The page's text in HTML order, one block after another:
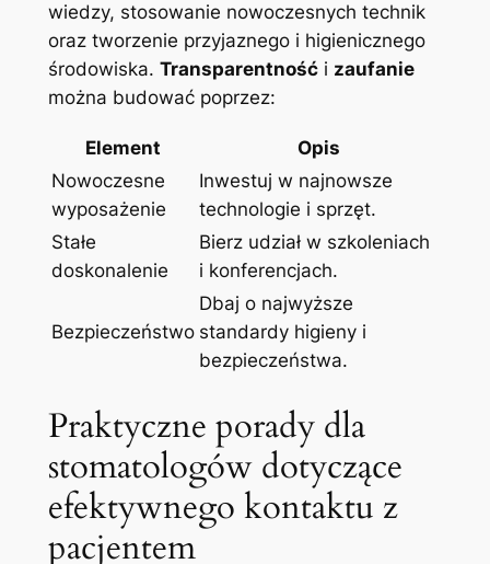
wiedzy, stosowanie nowoczesnych technik
oraz tworzenie przyjaznego i higienicznego
środowiska. Transparentnośći zaufanie
można budować poprzez:
Element
Opis
Nowoczesne
wyposażenie
Inwestuj w najnowsze
technologie i sprzęt.
Stałe
doskonalenie
Bierz udział w szkoleniach
i konferencjach.
Bezpieczeństwo
Dbaj o najwyższe
standardy higieny i
bezpieczeństwa.
Praktyczne porady dla
stomatologów dotyczące
efektywnego kontaktu z
pacjentem